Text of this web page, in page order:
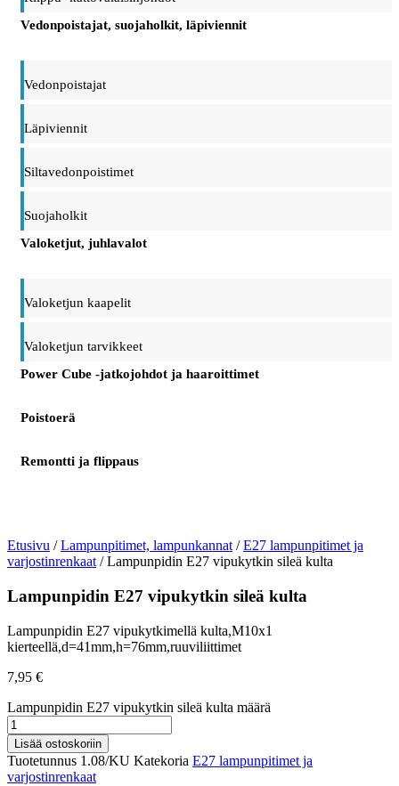
Vedonpoistajat, suojaholkit, läpiviennit
Vedonpoistajat
Läpiviennit
Siltavedonpoistimet
Suojaholkit
Valoketjut, juhlavalot
Valoketjun kaapelit
Valoketjun tarvikkeet
Power Cube -jatkojohdot ja haaroittimet
Poistoerä
Remontti ja flippaus
Etusivu /Lampunpitimet, lampunkannat /E27 lampunpitimet ja
varjostinrenkaat / Lampunpidin E27 vipukytkin sileä kulta
Lampunpidin E27 vipukytkin sileä kulta
Lampunpidin E27 vipukytkimellä kulta,M10x1
kierteellä,d=41mm,h=76mm,ruuviliittimet
7,95 €
Lampunpidin E27 vipukytkin sileä kulta määrä
Lisää ostoskoriin
Tuotetunnus 1.08/KU Katekoria E27 lampunpitimet ja
varjostinrenkaat